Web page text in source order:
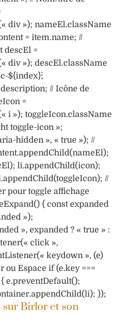
div »); nameEl.className
= item.name; //
descEl =
div »); descEl.className
${index}`;
// Icône de
=
i »); toggleIcon.className
toggle-icon »;
hidden », « true »); //
li.appendChild(icon);
//
pour toggle affichage
{ const expanded
»);
», expanded ? « true » :
click »,
keydown », (e)
ou Espace if (e.key ===
e.preventDefault();
});
Birlor et son